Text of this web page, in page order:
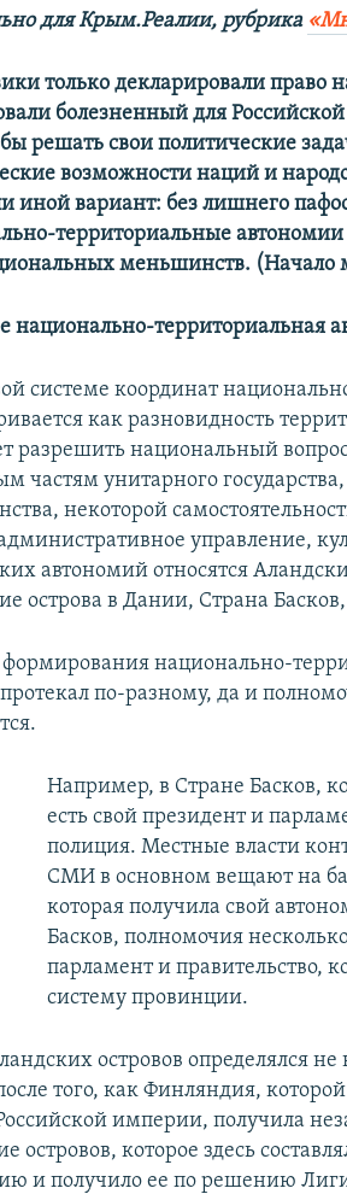
для Крым.Реалии, рубрика
только декларировали право
болезненный для
решать свои политические
возможности наций и
иной вариант: без лишнего
территориальные
меньшинств. (Начало
национально-территориальная
системе координат
как разновидность
разрешить национальный
частям унитарного
некоторой
управление,
автономий относятся
острова в Дании, Страна
формирования национально-
по-разному, да и
Например, в Стране Басков,
есть свой президент и
полиция. Местные власти
СМИ в основном вещают на
которая получила свой
Басков, полномочия
парламент и правительство,
систему провинции.
островов определялся
того, как Финляндия,
империи, получила
островов, которое здесь
и получило ее по решению